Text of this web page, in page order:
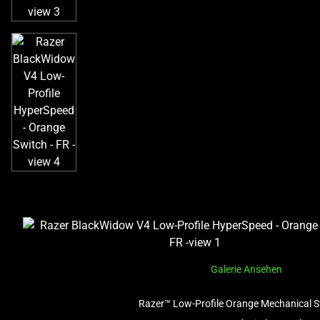
Galerie Ansehen
Razer™ Low-Profile Orange Mechanical